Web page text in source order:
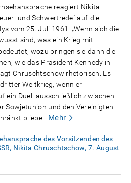
reagiert Nikita
und Schwertrede" auf die
vom 25. Juli 1961. „Wenn sich die
sind, was ein Krieg mit
wozu bringen sie dann die
wie das Präsident Kennedy in
Chruschtschow rhetorisch. Es
Weltkrieg, wenn er
ein Duell ausschließlich zwischen
Sowjetunion und den Vereinigten
bliebe.
Mehr
des Vorsitzenden des
Nikita Chruschtschow, 7. August